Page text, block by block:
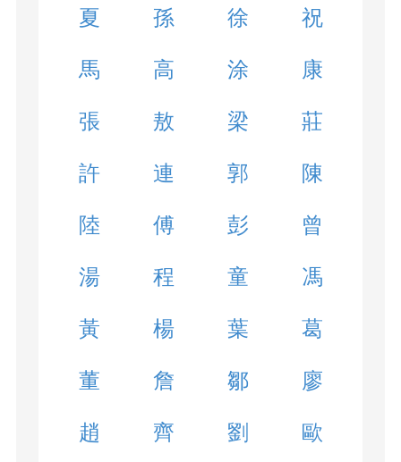
夏 孫 徐 祝
馬 高 涂 康
張 敖 梁 莊
許 連 郭 陳
陸 傅 彭 曾
湯 程 童 馮
黃 楊 葉 葛
董 詹 鄒 廖
趙 齊 劉 歐